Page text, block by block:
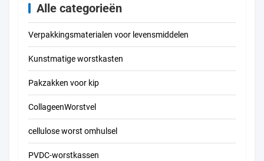
Alle categorieën
Verpakkingsmaterialen voor levensmiddelen
Kunstmatige worstkasten
Pakzakken voor kip
CollageenWorstvel
cellulose worst omhulsel
PVDC-worstkassen